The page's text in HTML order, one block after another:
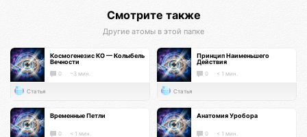
Смотрите также
Другие атомы в этой папке
Космогенезис КО — Колыбель
Вечности
0 ~3 мин.
Статья
Принцип Наименьшего
Действия
0 < 1 мин.
Статья
Временные Петли
0 < 1 мин.
Анатомия Уробора
0 < 1 мин.